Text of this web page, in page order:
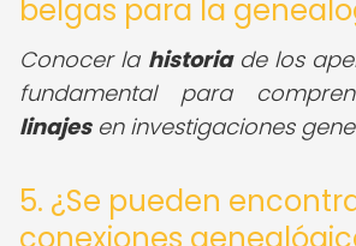
belgas para la
Conocer la historiade los
fundamental para
linajesen investigaciones
5. ¿Se pueden